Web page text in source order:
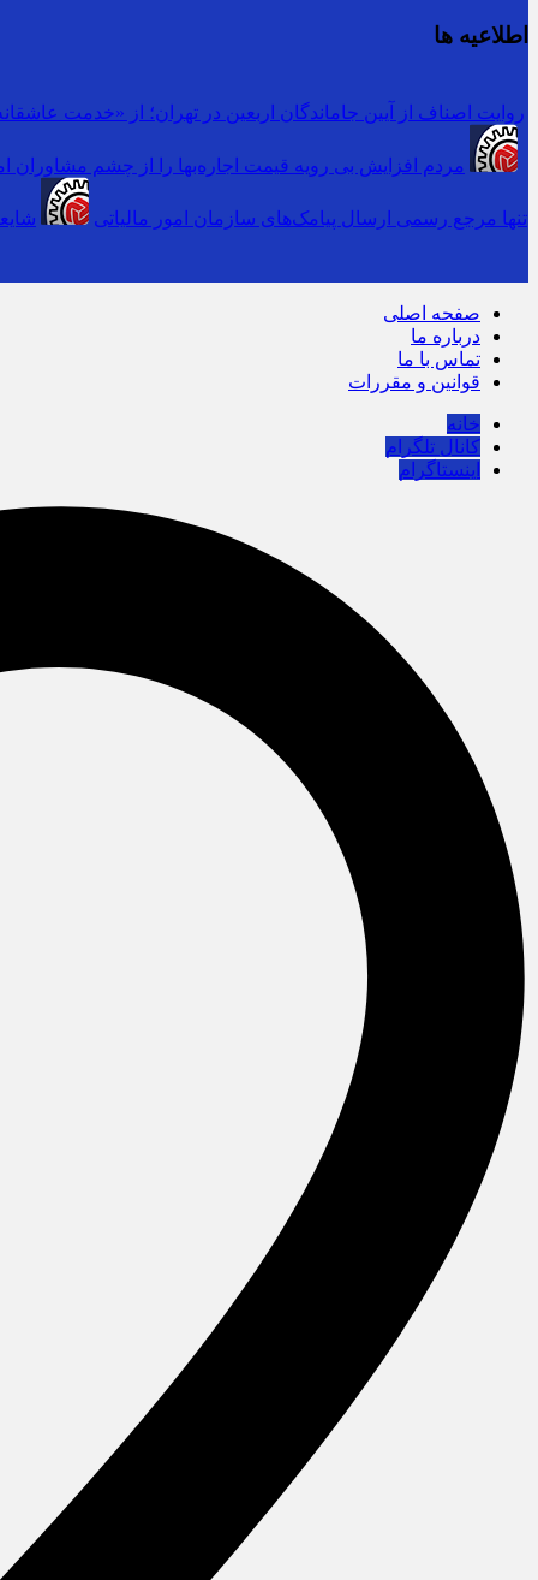
اطلاعیه ها
روایت اصناف از آیین جاماندگان اربعین در تهران؛ از «خدمت
مردم افزایش بی رویه قیمت اجاره‌بها را از چشم مشاوران
سرشماره «MALIAT» تنها مرجع رسمی ارسال پیامک‌های سازمان امور مالیاتی
صفحه اصلی
درباره ما
تماس با ما
قوانین و مقررات
خانه
کانال تلگرام
اینستاگرام